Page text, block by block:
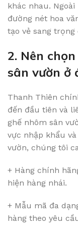
khác nhau.
đường nét hoa
tạo vẻ sang trọng
2. Nên
sân vườn ở
Thanh Thiên
đến đầu tiên và
ghế nhôm sân
vực nhập khẩu
vườn, chúng tôi
+ Hàng chính
hiện hàng nhái.
+ Mẫu mã đa
hàng theo yêu